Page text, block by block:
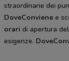
straordinarie dei
DoveConviene e
orari di apertura
esigenze.